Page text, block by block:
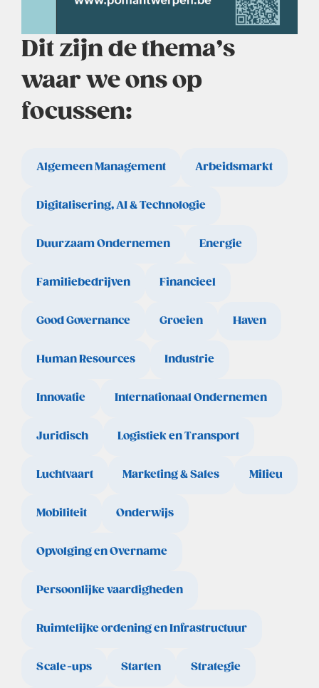
Dit zijn de thema’s
waar we ons op
focussen:
Algemeen Management Arbeidsmarkt
Digitalisering, AI & Technologie
Duurzaam Ondernemen Energie
Familiebedrijven Financieel
Good Governance Groeien Haven
Human Resources Industrie
Innovatie Internationaal Ondernemen
Juridisch Logistiek en Transport
Luchtvaart Marketing & Sales Milieu
Mobiliteit Onderwijs
Opvolging en Overname
Persoonlijke vaardigheden
Ruimtelijke ordening en Infrastructuur
Scale-ups Starten Strategie